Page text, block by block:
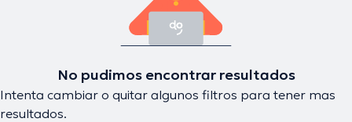
No pudimos encontrar resultados
Intenta cambiar o quitar algunos filtros para tener mas
resultados.